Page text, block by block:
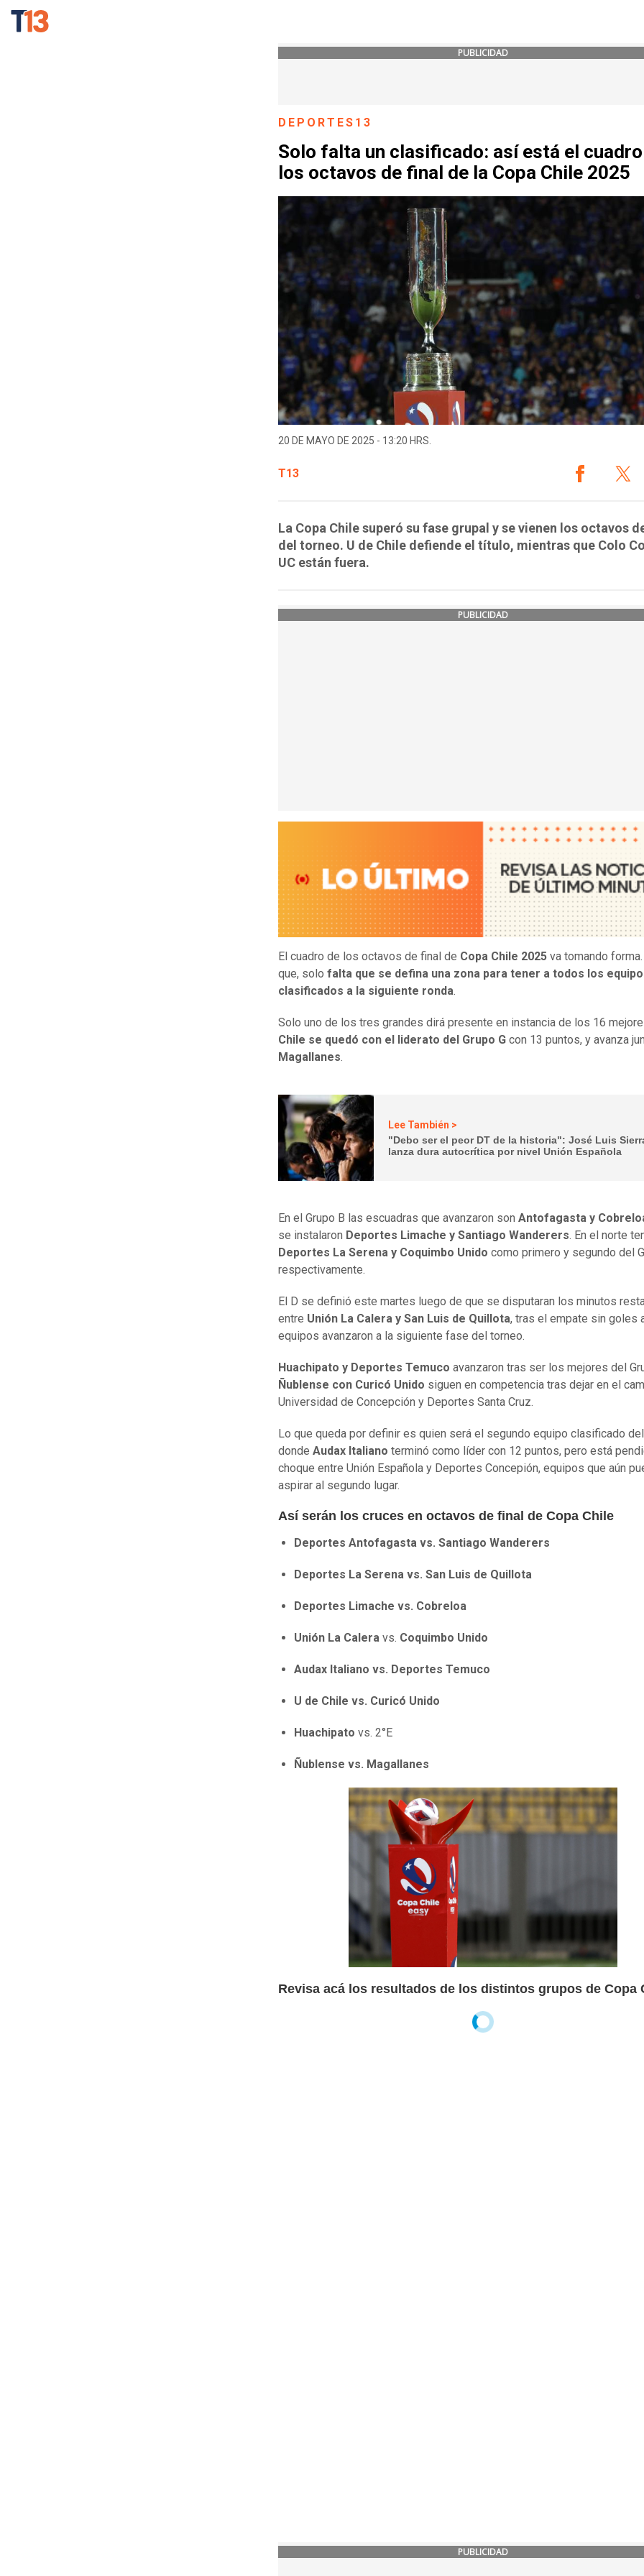
PUBLICIDAD
DEPORTES13
Solo falta un clasificado: así está el
los octavos de final de la Copa Chile 2025
20 DE MAYO DE 2025 - 13:20 HRS.
T13
La Copa Chile superó su fase grupal y se vienen los octavos
del torneo. U de Chile defiende el título, mientras que Colo
UC están fuera.
PUBLICIDAD
El cuadro de los octavos de final de Copa Chile 2025 va tomando
que, solo falta que se defina una zona para tener a todos los
clasificados a la siguiente ronda.
Solo uno de los tres grandes dirá presente en instancia de los 16
Chile se quedó con el liderato del Grupo G con 13 puntos, y avanza
Magallanes.
Lee También >
"Debo ser el peor DT de la historia": José Luis
lanza dura autocrítica por nivel Unión Española
En el Grupo B las escuadras que avanzaron son Antofagasta y
se instalaron Deportes Limache y Santiago Wanderers. En el norte
Deportes La Serena y Coquimbo Unido como primero y segundo del
respectivamente.
El D se definió este martes luego de que se disputaran los minutos
entre Unión La Calera y San Luis de Quillota, tras el empate sin goles
equipos avanzaron a la siguiente fase del torneo.
Huachipato y Deportes Temuco avanzaron tras ser los mejores del
Ñublense con Curicó Unido siguen en competencia tras dejar en el
Universidad de Concepción y Deportes Santa Cruz.
Lo que queda por definir es quien será el segundo equipo clasificado del
donde Audax Italiano terminó como líder con 12 puntos, pero está
choque entre Unión Española y Deportes Concepión, equipos que aún
aspirar al segundo lugar.
Así serán los cruces en octavos de final de Copa Chile
Deportes Antofagasta vs. Santiago Wanderers
Deportes La Serena vs. San Luis de Quillota
Deportes Limache vs. Cobreloa
Unión La Calera vs. Coquimbo Unido
Audax Italiano vs. Deportes Temuco
U de Chile vs. Curicó Unido
Huachipato vs. 2°E
Ñublense vs. Magallanes
Revisa acá los resultados de los distintos grupos de Copa
PUBLICIDAD